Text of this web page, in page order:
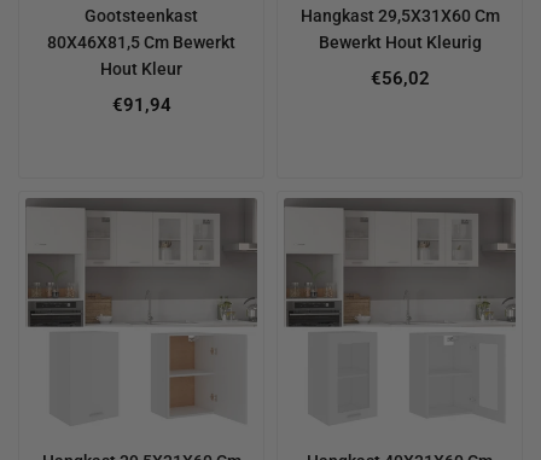
Gootsteenkast
80X46X81,5 Cm Bewerkt
Hout Kleur
€91,94
Hangkast 29,5X31X60 Cm
Bewerkt Hout Kleurig
Regular
€56,02